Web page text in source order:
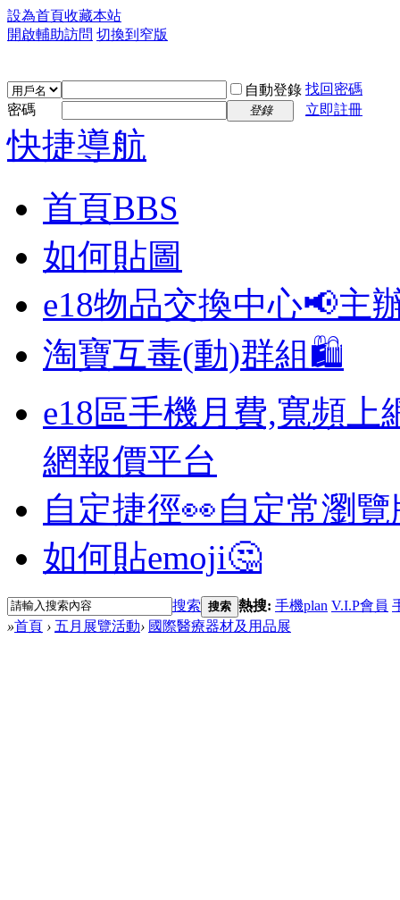
設為首頁收藏本站
開啟輔助訪問 切換到窄版
自動登錄 找回密碼
密碼
登錄 立即註冊
快捷導航
首頁BBS
如何貼圖
e18物品交換中心📢主
淘寶互毒(動)群組🛍️
e18區手機月費,寬頻上
網報價平台
自定捷徑👀自定常瀏
如何貼emoji🤔
搜索 搜索 熱搜: 手機plan V.I.P會員
»首頁 › 五月展覽活動› 國際醫療器材及用品展